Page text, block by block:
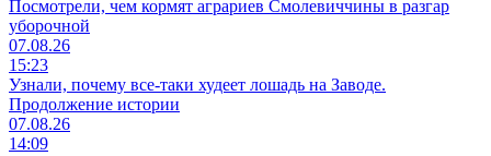
Посмотрели, чем кормят аграриев Смолевиччины в разгар
уборочной
07.08.26
15:23
Узнали, почему все-таки худеет лошадь на Заводе.
Продолжение истории
07.08.26
14:09